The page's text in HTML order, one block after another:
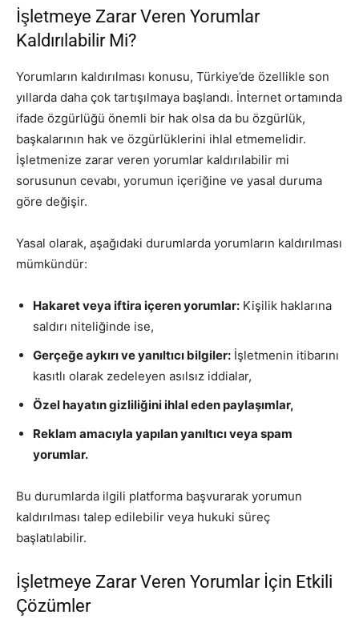
İşletmeye Zarar Veren Yorumlar
Kaldırılabilir Mi?
Yorumların kaldırılması konusu, Türkiye’de özellikle son
yıllarda daha çok tartışılmaya başlandı. İnternet ortamında
ifade özgürlüğü önemli bir hak olsa da bu özgürlük,
başkalarının hak ve özgürlüklerini ihlal etmemelidir.
İşletmenize zarar veren yorumlar kaldırılabilir mi
sorusunun cevabı, yorumun içeriğine ve yasal duruma
göre değişir.
Yasal olarak, aşağıdaki durumlarda yorumların kaldırılması
mümkündür:
Hakaret veya iftira içeren yorumlar: Kişilik haklarına
saldırı niteliğinde ise,
Gerçeğe aykırı ve yanıltıcı bilgiler: İşletmenin itibarını
kasıtlı olarak zedeleyen asılsız iddialar,
Özel hayatın gizliliğini ihlal eden paylaşımlar,
Reklam amacıyla yapılan yanıltıcı veya spam
yorumlar.
Bu durumlarda ilgili platforma başvurarak yorumun
kaldırılması talep edilebilir veya hukuki süreç
başlatılabilir.
İşletmeye Zarar Veren Yorumlar İçin Etkili
Çözümler